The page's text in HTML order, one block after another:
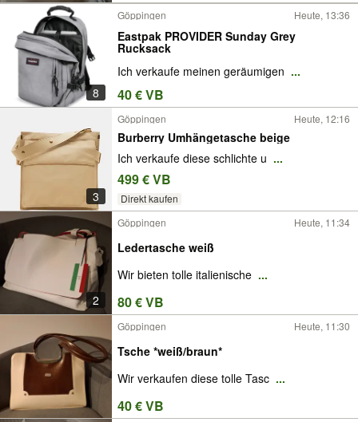
8
Göppingen Heute, 13:36
Eastpak PROVIDER Sunday Grey
Rucksack
Ich verkaufe meinen geräumigen ...
40 € VB
3
Göppingen Heute, 12:16
Burberry Umhängetasche beige
Ich verkaufe diese schlichte u ...
499 € VB
Direkt kaufen
2
Göppingen Heute, 11:34
Ledertasche weiß
Wir bieten tolle italienische ...
80 € VB
Göppingen Heute, 11:30
Tsche *weiß/braun*
Wir verkaufen diese tolle Tasc ...
40 € VB